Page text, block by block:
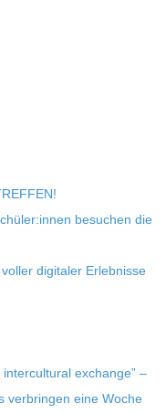
besu­chen die
vol­ler digi­ta­ler Erleb­nisse
inter­cul­tu­ral exch­ange” –
ver­brin­gen eine Woche